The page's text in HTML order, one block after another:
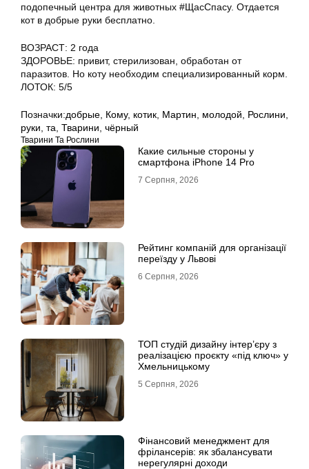
подопечный центра для животных #ЩасСпасу. Отдается
кот в добрые руки бесплатно.
ВОЗРАСТ: 2 года
ЗДОРОВЬЕ: привит, стерилизован, обработан от
паразитов. Но коту необходим специализированный корм.
ЛОТОК: 5/5
Позначки:добрые Кому, котик Мартин молодой Рослини
руки та Тварини чёрный
Тварини Та Рослини
Какие сильные стороны у
смартфона iPhone 14 Pro
7 Серпня, 2026
Рейтинг компаній для організації
переїзду у Львові
6 Серпня, 2026
ТОП студій дизайну інтер’єру з
реалізацією проєкту «під ключ» у
Хмельницькому
5 Серпня, 2026
Фінансовий менеджмент для
фрілансерів: як збалансувати
нерегулярні доходи